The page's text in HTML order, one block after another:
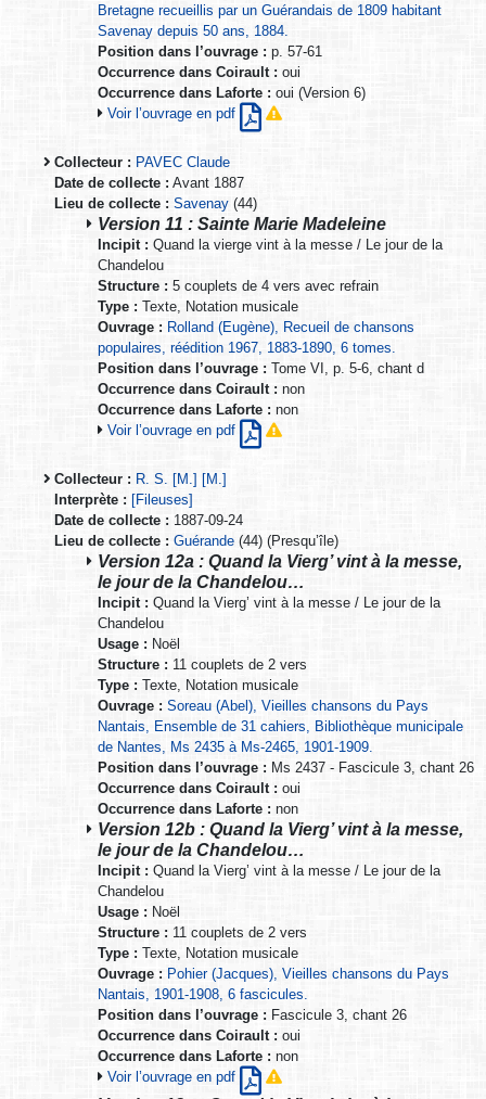
Bretagne recueillis par un Guérandais de 1809 habitant
Savenay depuis 50 ans, 1884.
Position dans l’ouvrage : p. 57-61
Occurrence dans Coirault : oui
Occurrence dans Laforte : oui (Version 6)
Voir l’ouvrage en pdf
Collecteur : PAVEC Claude
Date de collecte : Avant 1887
Lieu de collecte : Savenay (44)
Version 11 : Sainte Marie Madeleine
Incipit : Quand la vierge vint à la messe / Le jour de la
Chandelou
Structure : 5 couplets de 4 vers avec refrain
Type : Texte, Notation musicale
Ouvrage : Rolland (Eugène), Recueil de chansons
populaires, réédition 1967, 1883-1890, 6 tomes.
Position dans l’ouvrage : Tome VI, p. 5-6, chant d
Occurrence dans Coirault : non
Occurrence dans Laforte : non
Voir l’ouvrage en pdf
Collecteur : R. S. [M.] [M.]
Interprète : [Fileuses]
Date de collecte : 1887-09-24
Lieu de collecte : Guérande (44) (Presqu’île)
Version 12a : Quand la Vierg’ vint à la messe,
le jour de la Chandelou…
Incipit : Quand la Vierg’ vint à la messe / Le jour de la
Chandelou
Usage : Noël
Structure : 11 couplets de 2 vers
Type : Texte, Notation musicale
Ouvrage : Soreau (Abel), Vieilles chansons du Pays
Nantais, Ensemble de 31 cahiers, Bibliothèque municipale
de Nantes, Ms 2435 à Ms-2465, 1901-1909.
Position dans l’ouvrage : Ms 2437 - Fascicule 3, chant 26
Occurrence dans Coirault : oui
Occurrence dans Laforte : non
Version 12b : Quand la Vierg’ vint à la messe,
le jour de la Chandelou…
Incipit : Quand la Vierg’ vint à la messe / Le jour de la
Chandelou
Usage : Noël
Structure : 11 couplets de 2 vers
Type : Texte, Notation musicale
Ouvrage : Pohier (Jacques), Vieilles chansons du Pays
Nantais, 1901-1908, 6 fascicules.
Position dans l’ouvrage : Fascicule 3, chant 26
Occurrence dans Coirault : oui
Occurrence dans Laforte : non
Voir l’ouvrage en pdf